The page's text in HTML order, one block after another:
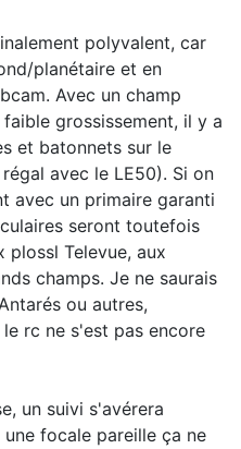
polyvalent, car
planétaire et en
Avec un champ
grossissement, il y a
et batonnets sur le
avec le LE50). Si on
avec un primaire garanti
seront toutefois
plossl Televue, aux
champs. Je ne saurais
ou autres,
rc ne s'est pas encore
un suivi s'avérera
focale pareille ça ne